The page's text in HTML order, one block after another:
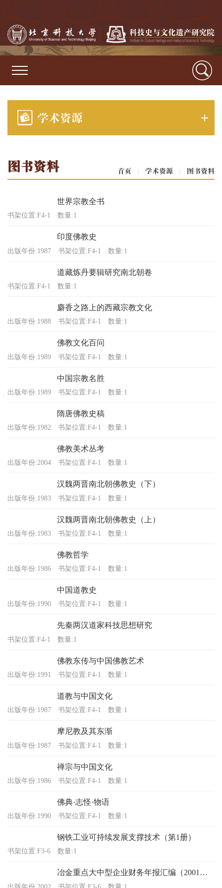
学术资源
首页 | 学术资源 | 图书资料
图书资料
世界宗教全书
书架位置:F4-1 数量:1
印度佛教史
出版年份:1987 书架位置:F4-1 数量:1
道藏炼丹要辑研究南北朝卷
书架位置:F4-1 数量:1
麝香之路上的西藏宗教文化
出版年份:1988 书架位置:F4-1 数量:1
佛教文化百问
出版年份:1989 书架位置:F4-1 数量:1
中国宗教名胜
出版年份:1989 书架位置:F4-1 数量:1
隋唐佛教史稿
出版年份:1982 书架位置:F4-1 数量:1
佛教美术丛考
出版年份:2004 书架位置:F4-1 数量:1
汉魏两晋南北朝佛教史（下）
出版年份:1983 书架位置:F4-1 数量:1
汉魏两晋南北朝佛教史（上）
出版年份:1983 书架位置:F4-1 数量:1
佛教哲学
出版年份:1986 书架位置:F4-1 数量:1
中国道教史
出版年份:1990 书架位置:F4-1 数量:1
先秦两汉道家科技思想研究
书架位置:F4-1 数量:1
佛教东传与中国佛教艺术
出版年份:1991 书架位置:F4-1 数量:1
道教与中国文化
出版年份:1987 书架位置:F4-1 数量:1
摩尼教及其东渐
出版年份:1987 书架位置:F4-1 数量:1
禅宗与中国文化
出版年份:1986 书架位置:F4-1 数量:1
佛典·志怪·物语
出版年份:1990 书架位置:F4-1 数量:1
钢铁工业可持续发展支撑技术（第1册）
书架位置:F3-6 数量:1
冶金重点大中型企业财务年报汇编（2001年度）